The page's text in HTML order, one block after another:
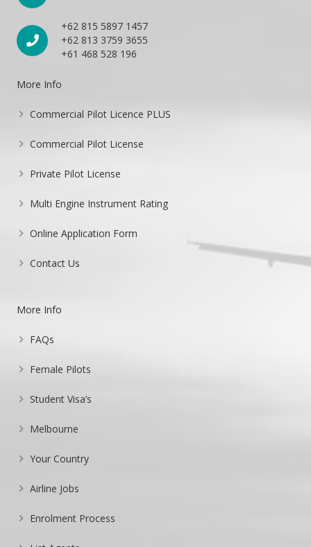
+62 815 5897 1457
+62 813 3759 3655
+61 468 528 196
More Info
Commercial Pilot Licence PLUS
Commercial Pilot License
Private Pilot License
Multi Engine Instrument Rating
Online Application Form
Contact Us
More Info
FAQs
Female Pilots
Student Visa’s
Melbourne
Your Country
Airline Jobs
Enrolment Process